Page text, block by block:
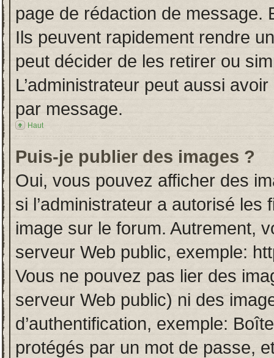
page de rédaction de message.
Ils peuvent rapidement rendre
peut décider de les retirer ou
L’administrateur peut aussi
par message.
Haut
Puis-je publier des images ?
Oui, vous pouvez afficher des
si l’administrateur a autorisé
image sur le forum. Autrement,
serveur Web public, exemple:
Vous ne pouvez pas lier des
serveur Web public) ni des
d’authentification, exemple:
protégés par un mot de passe,